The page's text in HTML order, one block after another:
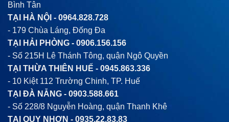
Bình Tân
TẠI HÀ NỘI - 0964.828.728
- 179 Chùa Láng, Đống Đa
TẠI HẢI PHÒNG - 0906.156.156
- Số 215H Lê Thánh Tông, quận Ngô Quyền
TẠI THỪA THIÊN HUẾ - 0945.863.336
- 10 Kiệt 112 Trường Chinh, TP. Huế
TẠI ĐÀ NẴNG - 0903.588.661
- Số 228/8 Nguyễn Hoàng, quận Thanh Khê
TẠI QUY NHƠN - 0935.22.83.83